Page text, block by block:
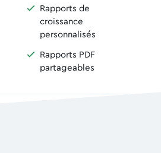

Rapports de
croissance
personnalisés

Rapports PDF
partageables